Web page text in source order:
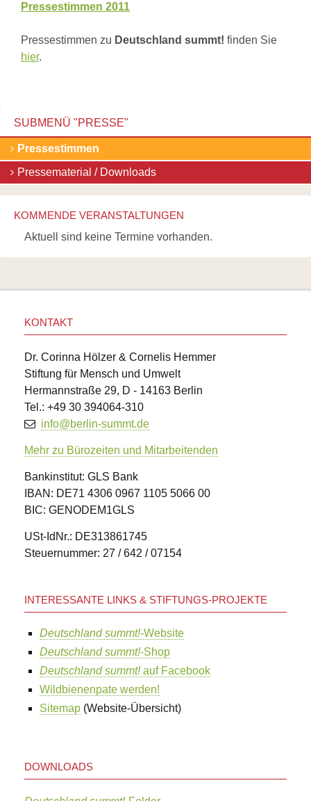
Pressestimmen 2011
Pressestimmen zu Deutschland summt! finden Sie
hier.
SUBMENÜ "PRESSE"
Navigation
überspringen
Pressestimmen
Pressematerial / Downloads
KOMMENDE VERANSTALTUNGEN
Aktuell sind keine Termine vorhanden.
KONTAKT
Dr. Corinna Hölzer & Cornelis Hemmer
Stiftung für Mensch und Umwelt
Hermannstraße 29, D - 14163 Berlin
Tel.: +49 30 394064-310
info@berlin-summt.de
Mehr zu Bürozeiten und Mitarbeitenden
Bankinstitut: GLS Bank
IBAN: DE71 4306 0967 1105 5066 00
BIC: GENODEM1GLS
USt-IdNr.: DE313861745
Steuernummer: 27 / 642 / 07154
INTERESSANTE LINKS & STIFTUNGS-PROJEKTE
Deutschland summt!-Website
Deutschland summt!-Shop
Deutschland summt!auf Facebook
Wildbienenpate werden!
Sitemap (Website-Übersicht)
DOWNLOADS